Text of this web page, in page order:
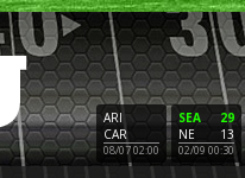
ARI
CAR
08/07 02:00
29
SEA
13
NE
02/09 00:30